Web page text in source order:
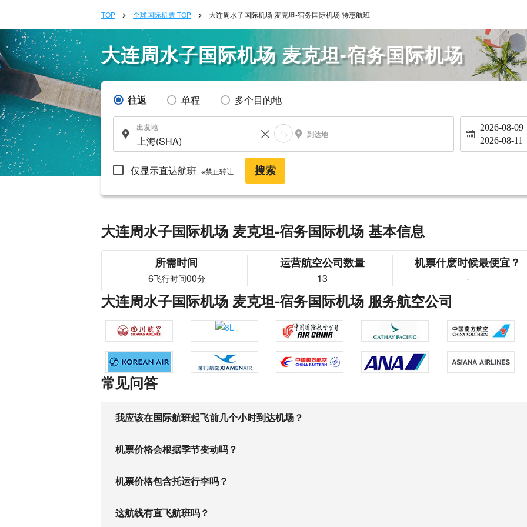
TOP 全球国际机票 TOP 大连周水子国际机场 麦克坦-宿务国际机场 特惠航班
大连周水子国际机场 麦克坦-宿务国际机场
往返 单程 多个目的地
出发地
到达地
2026-08-09
2026-08-11
仅显示直达航班 ※禁止转让 搜索
大连周水子国际机场 麦克坦-宿务国际机场 基本信息
所需时间
6飞行时间00分
运营航空公司数量
13
机票什麽时候最便宜？
-
大连周水子国际机场 麦克坦-宿务国际机场 服务航空公司
常见问答
我应该在国际航班起飞前几个小时到达机场？
机票价格会根据季节变动吗？
机票价格包含托运行李吗？
这航线有直飞航班吗？